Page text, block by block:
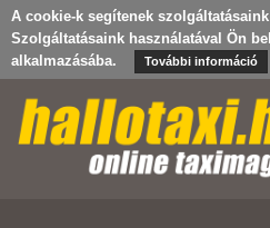
A cookie-k segítenek
Szolgáltatásaink használatával Ön
alkalmazásába.
További információ